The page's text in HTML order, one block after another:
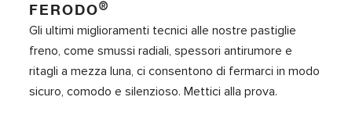
FERODO®
Gli ultimi miglioramenti tecnici alle nostre pastiglie
freno, come smussi radiali, spessori antirumore e
ritagli a mezza luna, ci consentono di fermarci in modo
sicuro, comodo e silenzioso. Mettici alla prova.